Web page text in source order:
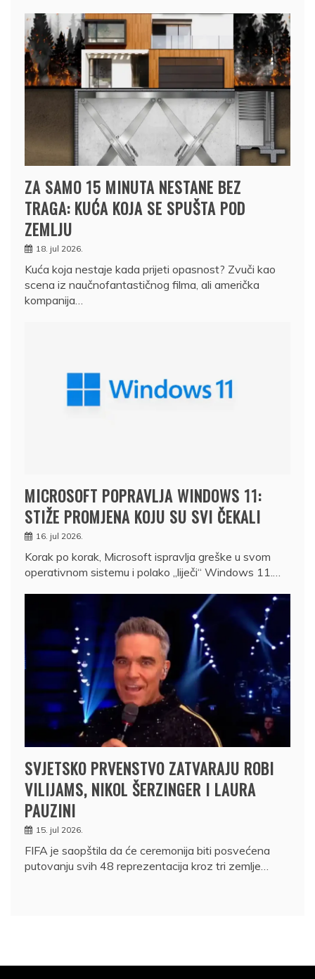
ZA SAMO 15 MINUTA NESTANE BEZ
TRAGA: KUĆA KOJA SE SPUŠTA POD
ZEMLJU
18. jul 2026.
Kuća koja nestaje kada prijeti opasnost? Zvuči kao
scena iz naučnofantastičnog filma, ali američka
kompanija…
MICROSOFT POPRAVLJA WINDOWS 11:
STIŽE PROMJENA KOJU SU SVI ČEKALI
16. jul 2026.
Korak po korak, Microsoft ispravlja greške u svom
operativnom sistemu i polako „liječi“ Windows 11.…
SVJETSKO PRVENSTVO ZATVARAJU ROBI
VILIJAMS, NIKOL ŠERZINGER I LAURA
PAUZINI
15. jul 2026.
FIFA je saopštila da će ceremonija biti posvećena
putovanju svih 48 reprezentacija kroz tri zemlje…